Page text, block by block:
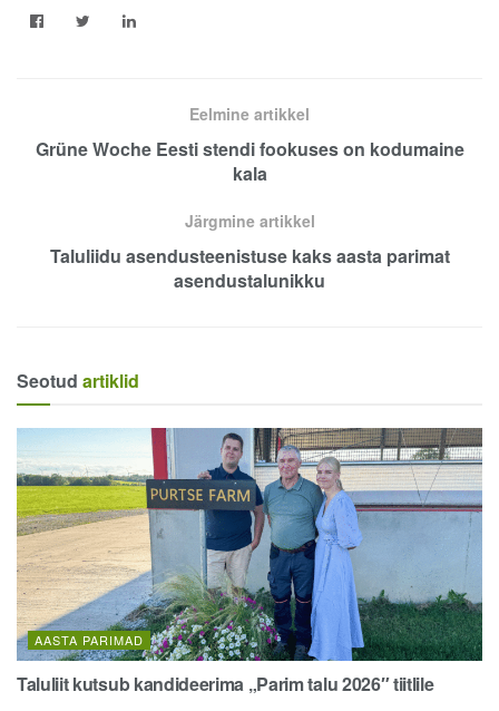
Eelmine artikkel
Grüne Woche Eesti stendi fookuses on kodumaine
kala
Järgmine artikkel
Taluliidu asendusteenistuse kaks aasta parimat
asendustalunikku
Seotud artiklid
AASTA PARIMAD
Taluliit kutsub kandideerima „Parim talu 2026″ tiitlile